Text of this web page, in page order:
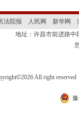
法院报 人民网 新华网
地址：许昌市前进路
©2026 All right